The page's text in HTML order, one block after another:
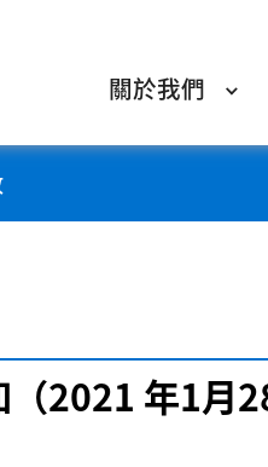
關於我們
2021 年1月